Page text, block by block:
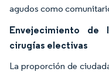
agudos como
Envejecimiento de
cirugías electivas
La proporción de